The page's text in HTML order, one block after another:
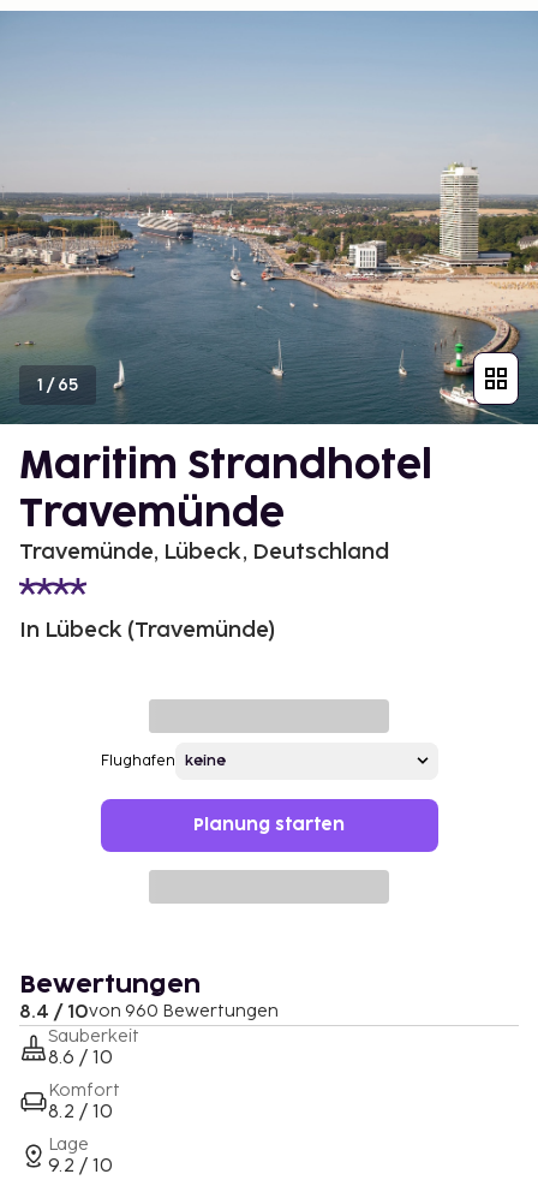
1 /65
Maritim Strandhotel
Travemünde
Travemünde, Lübeck, Deutschland
In Lübeck (Travemünde)
Flughafen
Planung starten
Bewertungen
8.4 / 10von 960 Bewertungen
Sauberkeit
8.6 / 10
Komfort
8.2 / 10
Lage
9.2 / 10